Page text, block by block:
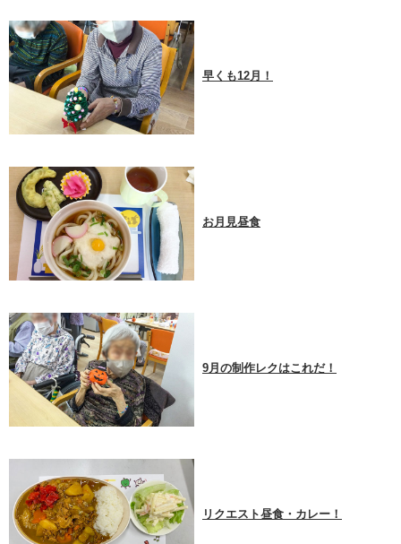
早くも12月！
お月見昼食
9月の制作レクはこれだ！
リクエスト昼食・カレー！